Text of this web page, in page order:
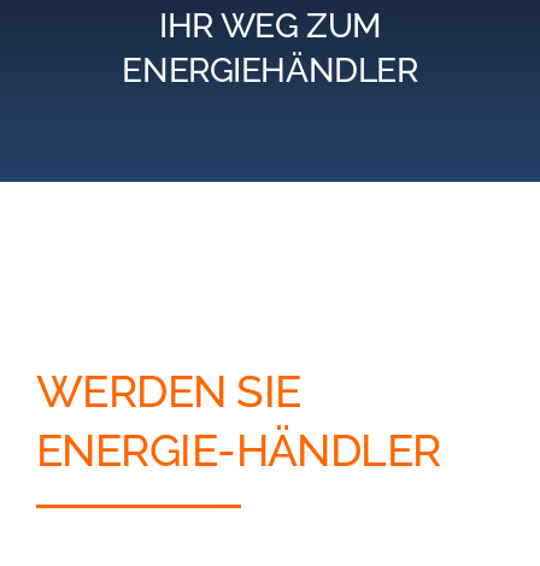
Partner werdenIHR WEG ZUM
ENERGIEHÄNDLER
WERDEN SIE
ENERGIE-HÄNDLER